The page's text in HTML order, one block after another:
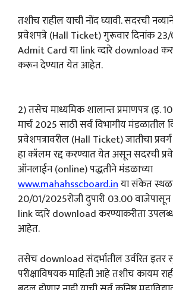
तशीच राहील याची नोंद घ्यावी. सदरची
प्रवेशपत्रे (Hall Ticket) गुरूवार दिनांक
Admit Card या link व्दारे download
करून देण्यात येत आहेत.
2) तसेच माध्यमिक शालान्त प्रमाणपत्र (इ. 10
मार्च 2025 साठी सर्व विभागीय मंडळातील
प्रवेशपत्रावरील (Hall Ticket) जातीचा
हा कॉलम रद्द करण्यात येत असून सदरची
ऑनलाईन (online) पद्धतीने मंडळाच्या
www.mahahsscboard.inया संकेत
20/01/2025रोजी दुपारी 03.00
link व्दारे download करण्याकरीता
आहेत.
तसेच download संदर्भातील उर्वरित इतर
परीक्षाविषयक माहिती आहे तशीच कायम